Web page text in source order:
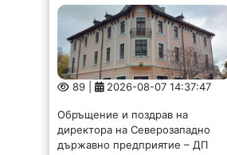
89 | 2026-08-07 14:37:47
Обръщение и поздрав на
директора на Северозападно
държавно предприятие – ДП